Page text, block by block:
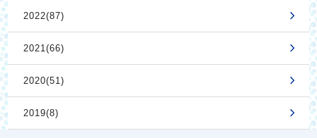
2022(87)
2021(66)
2020(51)
2019(8)